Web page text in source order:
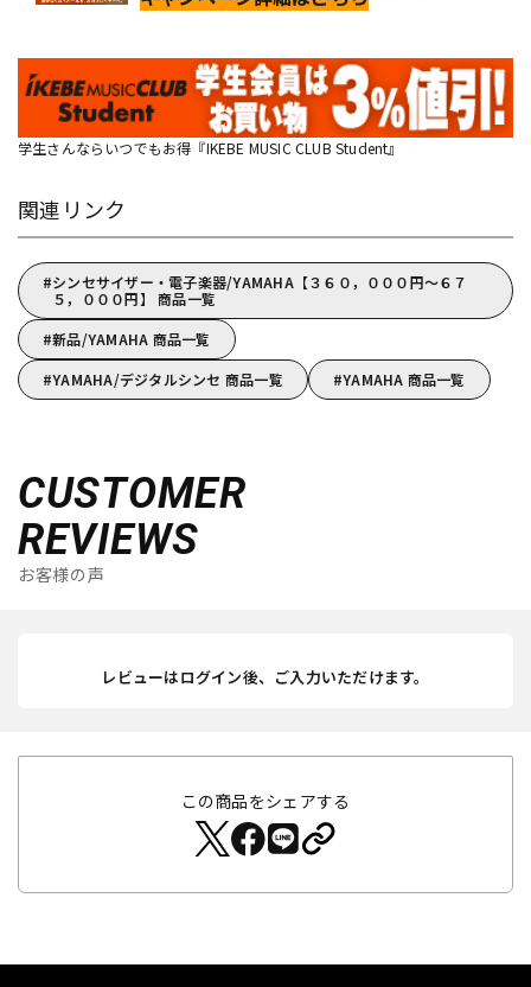
学生さんならいつでもお得『IKEBE MUSIC CLUB Student』
関連リンク
シンセサイザー・電子楽器/YAMAHA【３６０，０００円～６７
５，０００円】 商品一覧
新品/YAMAHA 商品一覧
YAMAHA/デジタルシンセ 商品一覧
YAMAHA 商品一覧
CUSTOMER
REVIEWS
お客様の声
レビューはログイン後、ご入力いただけます。
この商品をシェアする